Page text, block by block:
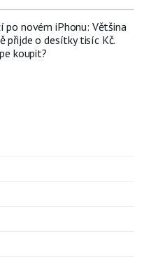
po novém iPhonu: Většina
přijde o desítky tisíc Kč.
koupit?